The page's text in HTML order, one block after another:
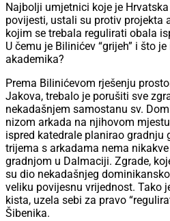
Najbolji umjetnici koje je
povijesti, ustali su protiv projekta
kojim se trebala regulirati obala
U čemu je Bilinićev “grijeh” i što
akademika?
Prema Bilinićevom rješenju
Jakova, trebalo je porušiti sve
nekadašnjem samostanu sv.
nizom arkada na njihovom
ispred katedrale planirao gradnju
trijema s arkadama nema
gradnjom u Dalmaciji. Zgrade,
su dio nekadašnjeg
veliku povijesnu vrijednost. Tako
kista, uzela sebi za pravo
Šibenika.